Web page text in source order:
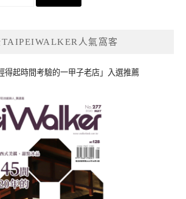
TAIPEIWALKER人氣窩客